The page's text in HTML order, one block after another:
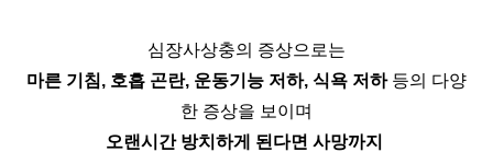
심장사상충의 증상으로는
마른 기침, 호흡 곤란, 운동기능 저하, 식욕 저하 등의 다양
한 증상을 보이며
오랜시간 방치하게 된다면 사망까지